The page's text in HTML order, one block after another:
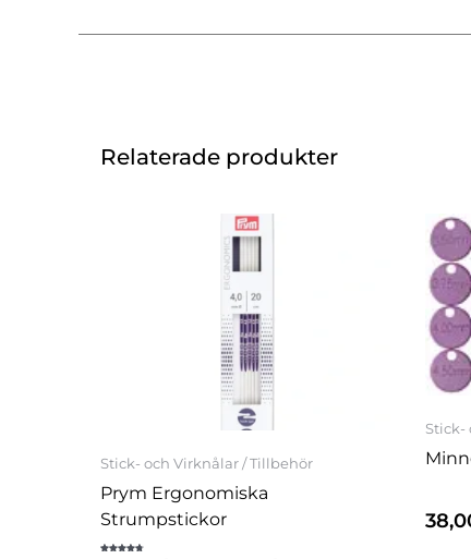
Relaterade produkter
Stick- och Virknålar / Tillbehör
Prym Ergonomiska
Strumpstickor
Den
här
produkten
har
flera
varianter.
De
olika
alternativen
kan
väljas
Stick-